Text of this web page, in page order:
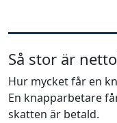
Så stor är
Hur mycket får en
En knapparbetare
skatten är betald.